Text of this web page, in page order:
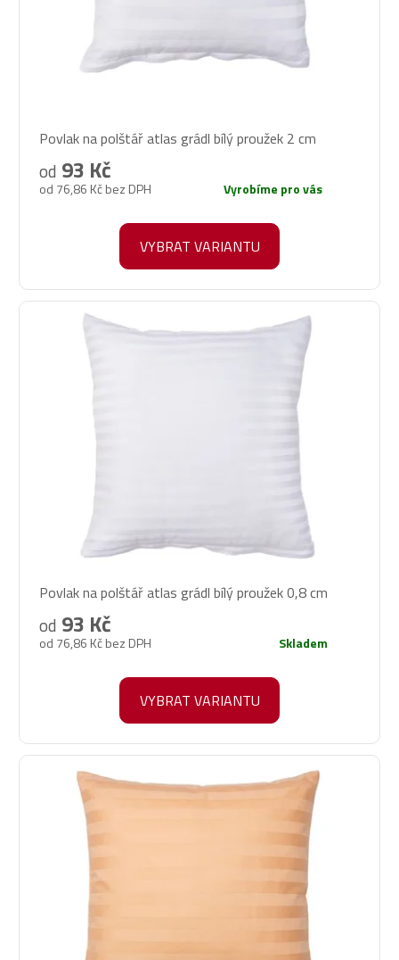
hodnocení
produktu
je
Povlak na polštář atlas grádl bílý proužek 2 cm
od 76,86 Kč bez DPH
od 93 Kč
Vyrobíme pro vás
VYBRAT VARIANTU
Povlak na polštář atlas grádl bílý proužek 0,8 cm
od 76,86 Kč bez DPH
od 93 Kč
Skladem
VYBRAT VARIANTU